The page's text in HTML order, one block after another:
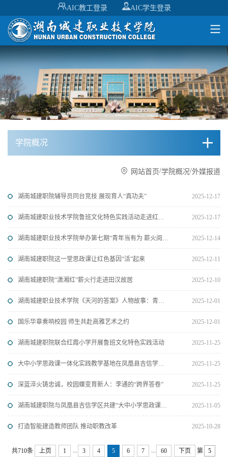
AIC教工登录 AIC学生登录
学院概况
网站首页/学院概况/外媒报道
湖南城建职院辅导员同台竞技 展现育人“真功夫” 2025-12-17
湖南城建职业技术学院鲁班文化特色实践活动走进红霞小学 2025-12-17
湖南城建职业技术学院举办第七期“青年当有为 薪火阅传承”真人图书演绎竞赛 2025-12-14
湖南城建职院这一堂思政课让红色基因“活”起来 2025-12-11
湖南城建职院“潇湘红”薪火行走进田汉故居 2025-12-10
湖南城建职业技术学院《天河的答案》人物故事：青春的选择 2025-12-01
国乐华章奏响校园 师生共赴高雅艺术之约 2025-12-01
湖南城建职院联合红霞小学开展鲁班文化特色实践活动 2025-11-25
大中小学思政课一体化实践教学基地在凤凰县吉信学区揭牌 2025-11-25
深蓝淬火铸忠诚，校园蝶变育新人：李通的“跨界答卷” 2025-11-25
湖南城建职院与凤凰县吉信学区共建“大中小学思政课一体化建设实践教学基地” 2025-11-05
打造智能建造教师团队 推动职教改革 2025-10-28
共710条 上页 1 ... 3 4 5 6 7 ... 60 下页 第